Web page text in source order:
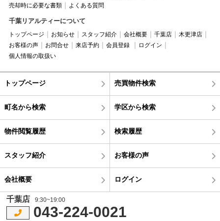
売却時に必要な書類
よくある質問
千葉リアルティーについて
トップページ お知らせ スタッフ紹介 会社概要 千葉店
木更津店
お客様の声
お問合せ 来店予約 会員登録
ログイン
個人情報の取扱い
トップページ 売買物件検索
町名から検索 学区から検索
物件閲覧履歴 検索履歴
スタッフ紹介 お客様の声
会社概要 ログイン
千葉店 9:30~19:00
043-224-0021